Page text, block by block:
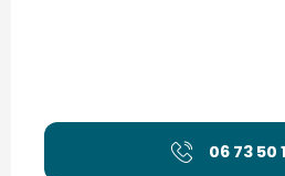
06 73 50